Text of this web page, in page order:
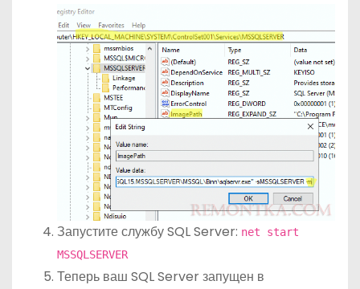
Запустите службу SQL Server: net start
MSSQLSERVER
Теперь ваш SQL Server запущен в